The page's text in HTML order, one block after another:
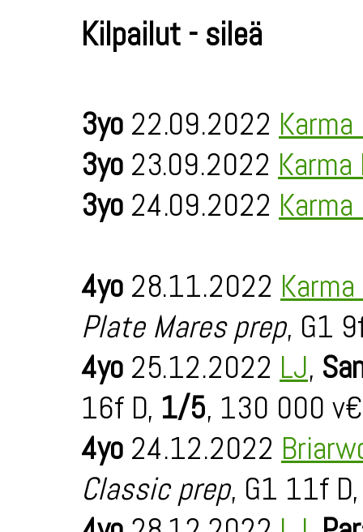
Kilpailut - sileä
3yo 22.09.2022
3yo 23.09.2022
3yo 24.09.2022
4yo 28.11.2022
Plate Mares prep, G1
4yo 25.12.2022 LJ,
16f D, 1/5, 130 000 v€
4yo 24.12.2022
Classic prep, G1 11f